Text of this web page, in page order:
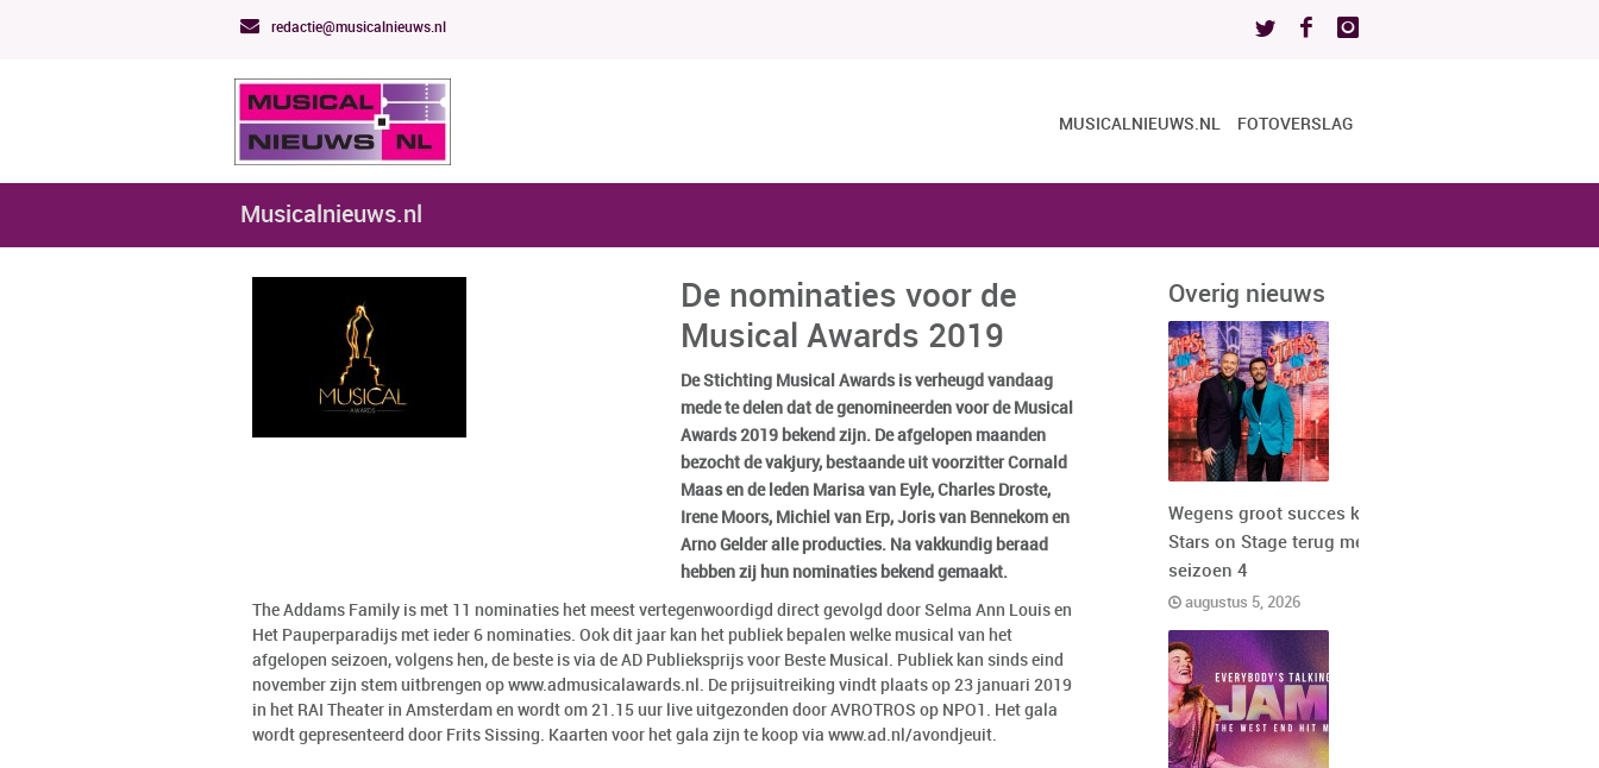
redactie@musicalnieuws.nl
MUSICALNIEUWS.NL FOTOVERSLAG
Musicalnieuws.nl
De nominaties voor de
Musical Awards 2019
De Stichting Musical Awards is verheugd vandaag
mede te delen dat de genomineerden voor de Musical
Awards 2019 bekend zijn. De afgelopen maanden
bezocht de vakjury, bestaande uit voorzitter Cornald
Maas en de leden Marisa van Eyle, Charles Droste,
Irene Moors, Michiel van Erp, Joris van Bennekom en
Arno Gelder alle producties. Na vakkundig beraad
hebben zij hun nominaties bekend gemaakt.
The Addams Family is met 11 nominaties het meest vertegenwoordigd direct gevolgd door Selma Ann Louis en
Het Pauperparadijs met ieder 6 nominaties. Ook dit jaar kan het publiek bepalen welke musical van het
afgelopen seizoen, volgens hen, de beste is via de AD Publieksprijs voor Beste Musical. Publiek kan sinds eind
november zijn stem uitbrengen op www.admusicalawards.nl. De prijsuitreiking vindt plaats op 23 januari 2019
in het RAI Theater in Amsterdam en wordt om 21.15 uur live uitgezonden door AVROTROS op NPO1. Het gala
wordt gepresenteerd door Frits Sissing. Kaarten voor het gala zijn te koop via www.ad.nl/avondjeuit.
Overig nieuws
Wegens groot succes keert
Stars on Stage terug met
seizoen 4
augustus 5, 2026